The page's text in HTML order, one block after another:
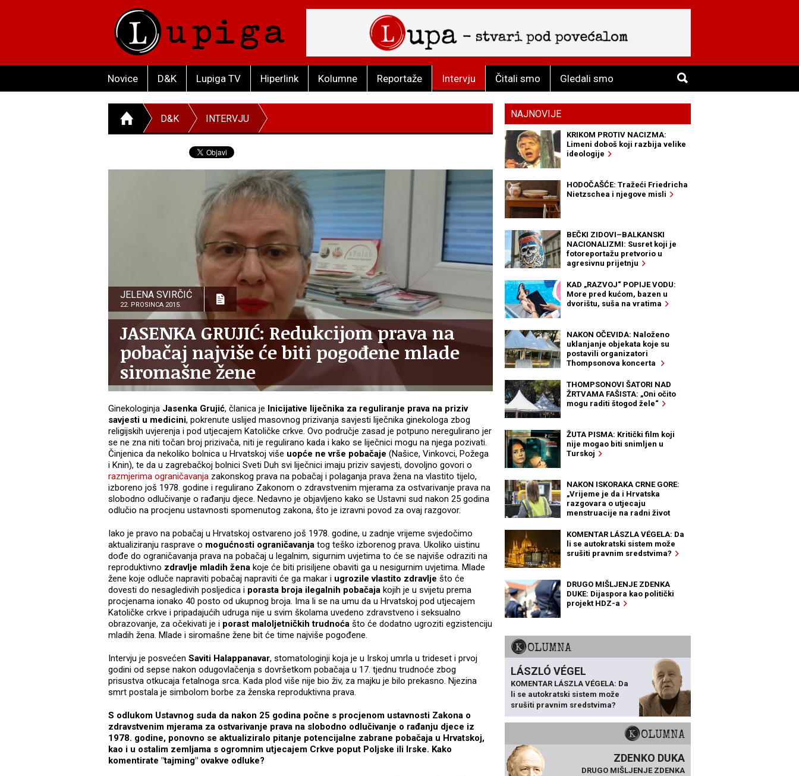
Novice D&K Lupiga TV Hiperlink Kolumne Reportaže Intervju Čitali smo Gledali smo
D&K INTERVJU
JELENA SVIRČIĆ
22. PROSINCA 2015.
JASENKA GRUJIĆ: Redukcijom prava na
pobačaj najviše će biti pogođene mlade
siromašne žene
Ginekologinja Jasenka Grujić, članica je Inicijative liječnika za reguliranje prava na priziv
savjesti u medicini, pokrenute uslijed masovnog prizivanja savjesti liječnika ginekologa zbog
religijskih uvjerenja i pod utjecajem Katoličke crkve. Ovo područje zasad je potpuno neregulirano jer
se ne zna niti točan broj prizivača, niti je regulirano kada i kako se liječnici mogu na njega pozivati.
Činjenica da nekoliko bolnica u Hrvatskoj više uopće ne vrše pobačaje (Našice, Vinkovci, Požega
i Knin), te da u zagrebačkoj bolnici Sveti Duh svi liječnici imaju priziv savjesti, dovoljno govori o
razmjerima ograničavanja zakonskog prava na pobačaj i polaganja prava žena na vlastito tijelo,
izboreno još 1978. godine i regulirano Zakonom o zdravstvenim mjerama za ostvarivanje prava na
slobodno odlučivanje o rađanju djece. Nedavno je objavljeno kako se Ustavni sud nakon 25 godina
odlučio na procjenu ustavnosti spomenutog zakona, što je izravni povod za ovaj razgovor.
Iako je pravo na pobačaj u Hrvatskoj ostvareno još 1978. godine, u zadnje vrijeme svjedočimo
aktualiziranju rasprave o mogućnosti ograničavanja tog teško izborenog prava. Ukoliko uistinu
dođe do ograničavanja prava na pobačaj u legalnim, sigurnim uvjetima to će se najviše odraziti na
reproduktivno zdravlje mladih žena koje će biti prisiljene obaviti ga u nesigurnim uvjetima. Mlade
žene koje odluče napraviti pobačaj napraviti će ga makar i ugrozile vlastito zdravlje što će
dovesti do nesagledivih posljedica i porasta broja ilegalnih pobačaja kojih je u svijetu prema
procjenama ionako 40 posto od ukupnog broja. Ima li se na umu da u Hrvatskoj pod utjecajem
Katoličke crkve i pripadajućih udruga nije u svim školama uvedeno zdravstveno i seksualno
obrazovanje, za očekivati je i porast maloljetničkih trudnoća što će dodatno ugroziti egzistenciju
mladih žena. Mlade i siromašne žene bit će time najviše pogođene.
Intervju je posvećen Saviti Halappanavar, stomatologinji koja je u Irskoj umrla u trideset i prvoj
godini od sepse nakon odugovlačenja s dovršetkom pobačaja u 17. tjednu trudnoće zbog
prisustva otkucaja fetalnoga srca. Kada plod više nije bio živ, za majku je bilo prekasno. Njezina
smrt postala je simbolom borbe za ženska reproduktivna prava.
S odlukom Ustavnog suda da nakon 25 godina počne s procjenom ustavnosti Zakona o
zdravstvenim mjerama za ostvarivanje prava na slobodno odlučivanje o rađanju djece iz
1978. godine, ponovno se aktualiziralo pitanje potencijalne zabrane pobačaja u Hrvatskoj,
kao i u ostalim zemljama s ogromnim utjecajem Crkve poput Poljske ili Irske. Kako
komentirate "tajming" ovakve odluke?
NAJNOVIJE
KRIKOM PROTIV NACIZMA:
Limeni doboš koji razbija velike
ideologije
HODOČAŠĆE: Tražeći Friedricha
Nietzschea i njegove misli
BEČKI ZIDOVI–BALKANSKI
NACIONALIZMI: Susret koji je
fotoreportažu pretvorio u
agresivnu prijetnju
KAD „RAZVOJ“ POPIJE VODU:
More pred kućom, bazen u
dvorištu, suša na vratima
NAKON OČEVIDA: Naloženo
uklanjanje objekata koje su
postavili organizatori
Thompsonova koncerta
THOMPSONOVI ŠATORI NAD
ŽRTVAMA FAŠISTA: „Oni očito
mogu raditi štogod žele“
ŽUTA PISMA: Kritički film koji
nije mogao biti snimljen u
Turskoj
NAKON ISKORAKA CRNE GORE:
„Vrijeme je da i Hrvatska
razgovara o utjecaju
menstruacije na radni život
KOMENTAR LÁSZLA VÉGELA: Da
li se autokratski sistem može
srušiti pravnim sredstvima?
DRUGO MIŠLJENJE ZDENKA
DUKE: Dijaspora kao politički
projekt HDZ-a
KOLUMNA
LÁSZLÓ VÉGEL
KOMENTAR LÁSZLA VÉGELA: Da
li se autokratski sistem može
srušiti pravnim sredstvima?
KOLUMNA
ZDENKO DUKA
DRUGO MIŠLJENJE ZDENKA